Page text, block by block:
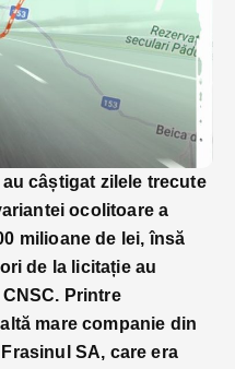
câștigat zilele trecute
ocolitoare a
milioane de lei, însă
de la licitație au
Printre
mare companie din
SA, care era